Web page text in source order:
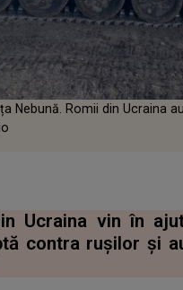
Nebună. Romii din Ucraina
Ucraina vin în
contra rușilor și